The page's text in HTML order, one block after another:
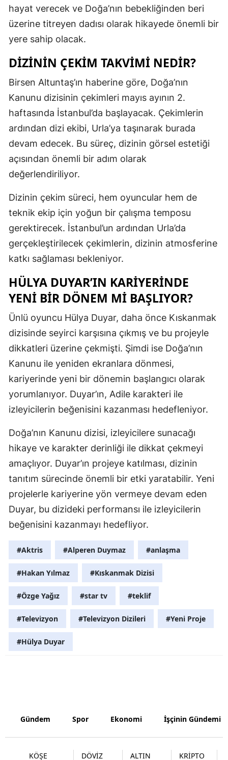
Gümüşhane
Hakkari
Isparta
İstanbul
İzmir
Kayseri
Kırklareli
Konya
Kütahya
Malatya
Manisa
Mardin
Nevşehir
Niğde
Rize
Sivas
Şanlıurfa
Uşak
Van
hayat verecek ve Doğa’nın bebekliğinden beri
üzerine titreyen dadısı olarak hikayede önemli bir
yere sahip olacak.
DIZININ ÇEKIM TAKVIMI NEDIR?
Birsen Altuntaş’ın haberine göre, Doğa’nın
Kanunu dizisinin çekimleri mayıs ayının 2.
haftasında İstanbul’da başlayacak. Çekimlerin
ardından dizi ekibi, Urla’ya taşınarak burada
devam edecek. Bu süreç, dizinin görsel estetiği
açısından önemli bir adım olarak
değerlendiriliyor.
Dizinin çekim süreci, hem oyuncular hem de
teknik ekip için yoğun bir çalışma temposu
gerektirecek. İstanbul’un ardından Urla’da
gerçekleştirilecek çekimlerin, dizinin atmosferine
katkı sağlaması bekleniyor.
HÜLYA DUYAR’IN KARIYERINDE
YENI BIR DÖNEM MI BAŞLIYOR?
Ünlü oyuncu Hülya Duyar, daha önce Kıskanmak
dizisinde seyirci karşısına çıkmış ve bu projeyle
dikkatleri üzerine çekmişti. Şimdi ise Doğa’nın
Kanunu ile yeniden ekranlara dönmesi,
kariyerinde yeni bir dönemin başlangıcı olarak
yorumlanıyor. Duyar’ın, Adile karakteri ile
izleyicilerin beğenisini kazanması hedefleniyor.
Doğa’nın Kanunu dizisi, izleyicilere sunacağı
hikaye ve karakter derinliği ile dikkat çekmeyi
amaçlıyor. Duyar’ın projeye katılması, dizinin
tanıtım sürecinde önemli bir etki yaratabilir. Yeni
projelerle kariyerine yön vermeye devam eden
Duyar, bu dizideki performansı ile izleyicilerin
beğenisini kazanmayı hedefliyor.
#Aktris #Alperen Duymaz #anlaşma
#Hakan Yılmaz #Kıskanmak Dizisi
#Özge Yağız #star tv #teklif
#Televizyon #Televizyon Dizileri #Yeni Proje
#Hülya Duyar
Gündem Spor Ekonomi İşçinin Gündemi
KÖŞE DÖVİZ ALTIN KRİPTO